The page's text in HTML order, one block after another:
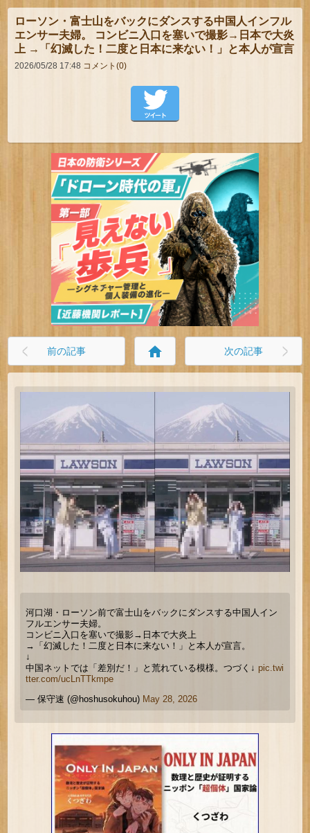
ローソン・富士山をバックにダンスする中国人インフル
エンサー夫婦。 コンビニ入口を塞いで撮影→日本で大炎
上 →「幻滅した！二度と日本に来ない！」と本人が宣言
2026/05/28 17:48 コメント(0)
前の記事 home 次の記事
河口湖・ローソン前で富士山をバックにダンスする中国人イン
フルエンサー夫婦。
コンビニ入口を塞いで撮影→日本で大炎上
→「幻滅した！二度と日本に来ない！」と本人が宣言。
↓
中国ネットでは「差別だ！」と荒れている模様。つづく↓pic.twi
tter.com/ucLnTTkmpe
— 保守速 (@hoshusokuhou) May 28, 2026